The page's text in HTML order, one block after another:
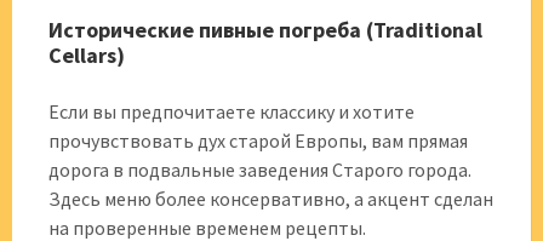
Исторические пивные погреба (Traditional
Cellars)
Если вы предпочитаете классику и хотите
прочувствовать дух старой Европы, вам прямая
дорога в подвальные заведения Старого города.
Здесь меню более консервативно, а акцент сделан
на проверенные временем рецепты.